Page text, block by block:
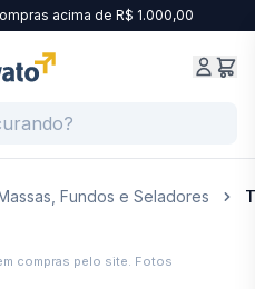
acima de R$ 1.000,00
Fundos e Seladores
compras pelo site. Fotos